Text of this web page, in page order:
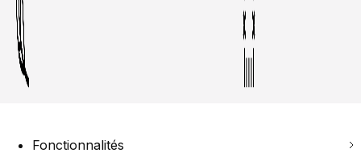
Fonctionnalités